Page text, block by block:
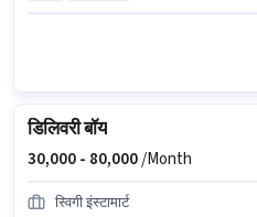
डिलिवरी बॉय
30,000 - 80,000/Month
स्विगी इंस्टामार्ट